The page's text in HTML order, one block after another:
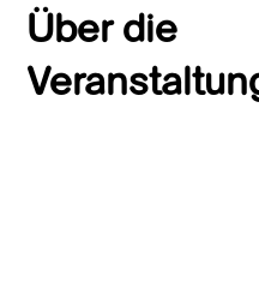
Über die